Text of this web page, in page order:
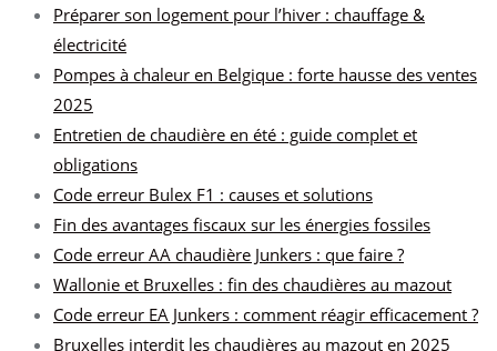
Préparer son logement pour l’hiver : chauffage &
électricité
Pompes à chaleur en Belgique : forte hausse des ventes
2025
Entretien de chaudière en été : guide complet et
obligations
Code erreur Bulex F1 : causes et solutions
Fin des avantages fiscaux sur les énergies fossiles
Code erreur AA chaudière Junkers : que faire ?
Wallonie et Bruxelles : fin des chaudières au mazout
Code erreur EA Junkers : comment réagir efficacement ?
Bruxelles interdit les chaudières au mazout en 2025